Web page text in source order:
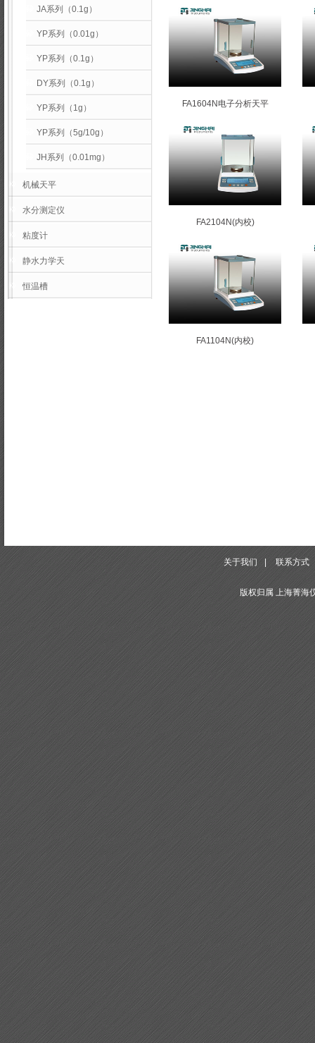
FA1604N电子分析天平
FA2104N(内校)
FA1104N(内校)
JA系列（0.1g）
YP系列（0.01g）
YP系列（0.1g）
DY系列（0.1g）
YP系列（1g）
YP系列（5g/10g）
JH系列（0.01mg）
机械天平
水分测定仪
粘度计
静水力学天
恒温槽
关于我们 联系方式
版权归属 上海菁海